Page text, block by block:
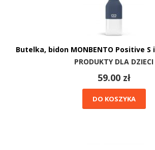
Butelka, bidon MONBENTO Positive
PRODUKTY DLA DZIECI
59.00 zł
DO KOSZYKA